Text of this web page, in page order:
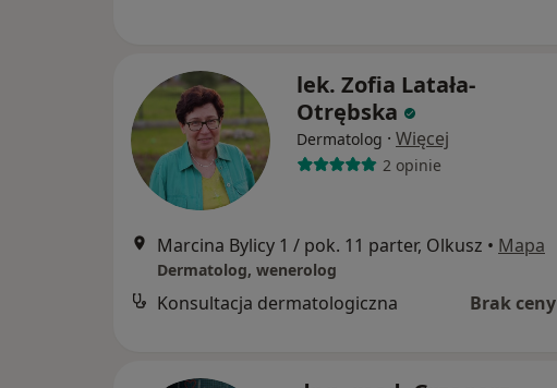
lek. Zofia Latała-
Otrębska
Dermatolog · Więcej
2 opinie
Marcina Bylicy 1 / pok. 11 parter, Olkusz • Mapa
Dermatolog, wenerolog
Konsultacja dermatologiczna Brak ceny